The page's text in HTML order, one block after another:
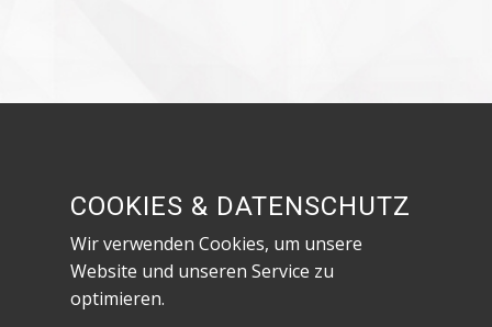
Datenschutzerklärung & Impressum
COOKIES & DATENSCHUTZ
Wir verwenden Cookies, um unsere
Website und unseren Service zu
optimieren.